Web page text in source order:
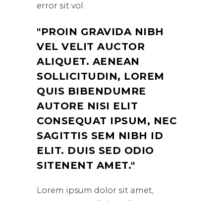
error sit vol.
PROIN GRAVIDA NIBH
VEL VELIT AUCTOR
ALIQUET. AENEAN
SOLLICITUDIN, LOREM
QUIS BIBENDUMRE
AUTORE NISI ELIT
CONSEQUAT IPSUM, NEC
SAGITTIS SEM NIBH ID
ELIT. DUIS SED ODIO
SITENENT AMET.
Lorem ipsum dolor sit amet,